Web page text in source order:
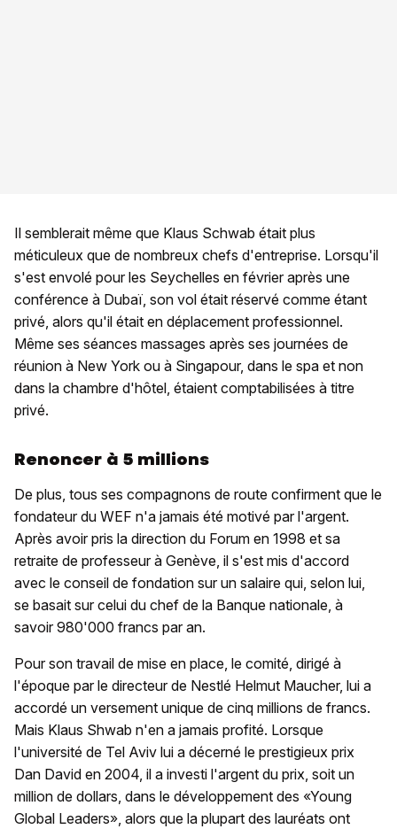
Il semblerait même que Klaus Schwab était plus
méticuleux que de nombreux chefs d'entreprise. Lorsqu'il
s'est envolé pour les Seychelles en février après une
conférence à Dubaï, son vol était réservé comme étant
privé, alors qu'il était en déplacement professionnel.
Même ses séances massages après ses journées de
réunion à New York ou à Singapour, dans le spa et non
dans la chambre d'hôtel, étaient comptabilisées à titre
privé.
Renoncer à 5 millions
De plus, tous ses compagnons de route confirment que le
fondateur du WEF n'a jamais été motivé par l'argent.
Après avoir pris la direction du Forum en 1998 et sa
retraite de professeur à Genève, il s'est mis d'accord
avec le conseil de fondation sur un salaire qui, selon lui,
se basait sur celui du chef de la Banque nationale, à
savoir 980'000 francs par an.
Pour son travail de mise en place, le comité, dirigé à
l'époque par le directeur de Nestlé Helmut Maucher, lui a
accordé un versement unique de cinq millions de francs.
Mais Klaus Shwab n'en a jamais profité. Lorsque
l'université de Tel Aviv lui a décerné le prestigieux prix
Dan David en 2004, il a investi l'argent du prix, soit un
million de dollars, dans le développement des «Young
Global Leaders», alors que la plupart des lauréats ont